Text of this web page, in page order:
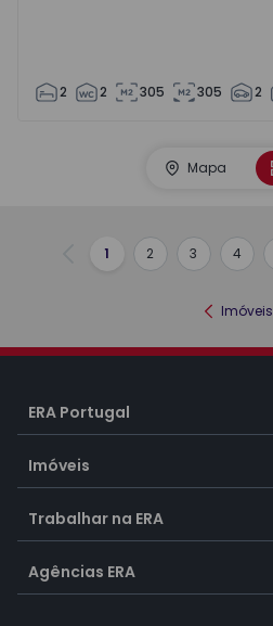
2 2 305 305 2
Mapa
Anterior
1 2 3 4
Imóveis
ERA Portugal
Imóveis
Trabalhar na ERA
Agências ERA